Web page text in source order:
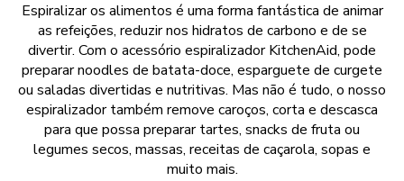
Espiralizar os alimentos é uma forma fantástica de animar
as refeições, reduzir nos hidratos de carbono e de se
divertir. Com o acessório espiralizador KitchenAid, pode
preparar noodles de batata-doce, esparguete de curgete
ou saladas divertidas e nutritivas. Mas não é tudo, o nosso
espiralizador também remove caroços, corta e descasca
para que possa preparar tartes, snacks de fruta ou
legumes secos, massas, receitas de caçarola, sopas e
muito mais.